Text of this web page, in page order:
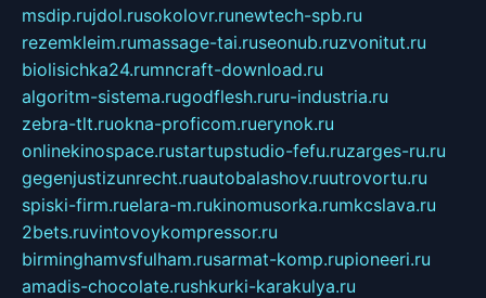
msdip.rujdol.rusokolovr.runewtech-spb.ru
rezemkleim.rumassage-tai.ruseonub.ruzvonitut.ru
biolisichka24.rumncraft-download.ru
algoritm-sistema.rugodflesh.ruru-industria.ru
zebra-tlt.ruokna-proficom.ruerynok.ru
onlinekinospace.rustartupstudio-fefu.ruzarges-ru.ru
gegenjustizunrecht.ruautobalashov.ruutrovortu.ru
spiski-firm.ruelara-m.rukinomusorka.rumkcslava.ru
2bets.ruvintovoykompressor.ru
birminghamvsfulham.rusarmat-komp.rupioneeri.ru
amadis-chocolate.rushkurki-karakulya.ru